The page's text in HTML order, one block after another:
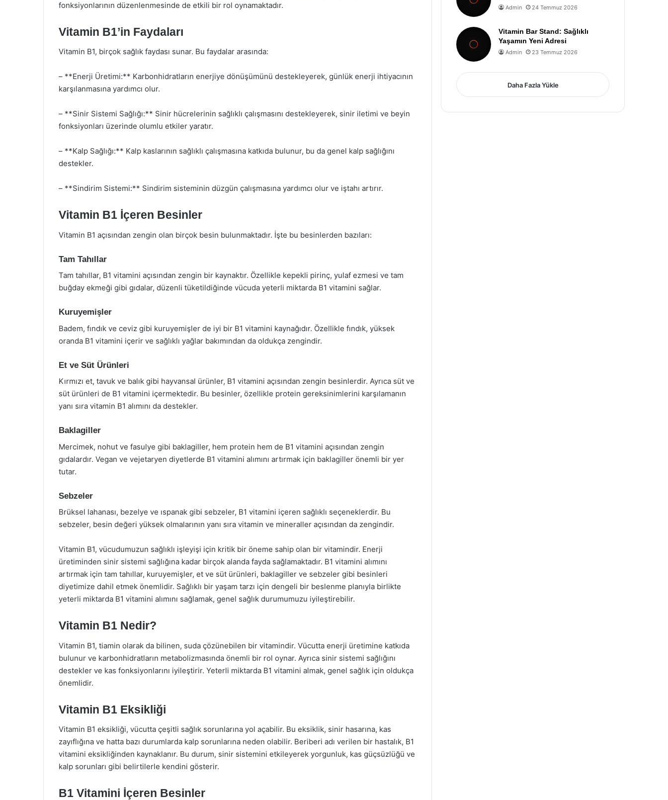
fonksiyonlarının düzenlenmesinde de etkili bir rol oynamaktadır.
Vitamin B1’in Faydaları
Vitamin B1, birçok sağlık faydası sunar. Bu faydalar arasında:
– **Enerji Üretimi:** Karbonhidratların enerjiye dönüşümünü destekleyerek, günlük enerji ihtiyacının
karşılanmasına yardımcı olur.
– **Sinir Sistemi Sağlığı:** Sinir hücrelerinin sağlıklı çalışmasını destekleyerek, sinir iletimi ve beyin
fonksiyonları üzerinde olumlu etkiler yaratır.
– **Kalp Sağlığı:** Kalp kaslarının sağlıklı çalışmasına katkıda bulunur, bu da genel kalp sağlığını
destekler.
– **Sindirim Sistemi:** Sindirim sisteminin düzgün çalışmasına yardımcı olur ve iştahı artırır.
Vitamin B1 İçeren Besinler
Vitamin B1 açısından zengin olan birçok besin bulunmaktadır. İşte bu besinlerden bazıları:
Tam Tahıllar
Tam tahıllar, B1 vitamini açısından zengin bir kaynaktır. Özellikle kepekli pirinç, yulaf ezmesi ve tam
buğday ekmeği gibi gıdalar, düzenli tüketildiğinde vücuda yeterli miktarda B1 vitamini sağlar.
Kuruyemişler
Badem, fındık ve ceviz gibi kuruyemişler de iyi bir B1 vitamini kaynağıdır. Özellikle fındık, yüksek
oranda B1 vitamini içerir ve sağlıklı yağlar bakımından da oldukça zengindir.
Et ve Süt Ürünleri
Kırmızı et, tavuk ve balık gibi hayvansal ürünler, B1 vitamini açısından zengin besinlerdir. Ayrıca süt ve
süt ürünleri de B1 vitamini içermektedir. Bu besinler, özellikle protein gereksinimlerini karşılamanın
yanı sıra vitamin B1 alımını da destekler.
Baklagiller
Mercimek, nohut ve fasulye gibi baklagiller, hem protein hem de B1 vitamini açısından zengin
gıdalardır. Vegan ve vejetaryen diyetlerde B1 vitamini alımını artırmak için baklagiller önemli bir yer
tutar.
Sebzeler
Brüksel lahanası, bezelye ve ıspanak gibi sebzeler, B1 vitamini içeren sağlıklı seçeneklerdir. Bu
sebzeler, besin değeri yüksek olmalarının yanı sıra vitamin ve mineraller açısından da zengindir.
Vitamin B1, vücudumuzun sağlıklı işleyişi için kritik bir öneme sahip olan bir vitamindir. Enerji
üretiminden sinir sistemi sağlığına kadar birçok alanda fayda sağlamaktadır. B1 vitamini alımını
artırmak için tam tahıllar, kuruyemişler, et ve süt ürünleri, baklagiller ve sebzeler gibi besinleri
diyetimize dahil etmek önemlidir. Sağlıklı bir yaşam tarzı için dengeli bir beslenme planıyla birlikte
yeterli miktarda B1 vitamini alımını sağlamak, genel sağlık durumumuzu iyileştirebilir.
Vitamin B1 Nedir?
Vitamin B1, tiamin olarak da bilinen, suda çözünebilen bir vitamindir. Vücutta enerji üretimine katkıda
bulunur ve karbonhidratların metabolizmasında önemli bir rol oynar. Ayrıca sinir sistemi sağlığını
destekler ve kas fonksiyonlarını iyileştirir. Yeterli miktarda B1 vitamini almak, genel sağlık için oldukça
önemlidir.
Vitamin B1 Eksikliği
Vitamin B1 eksikliği, vücutta çeşitli sağlık sorunlarına yol açabilir. Bu eksiklik, sinir hasarına, kas
zayıflığına ve hatta bazı durumlarda kalp sorunlarına neden olabilir. Beriberi adı verilen bir hastalık, B1
vitamini eksikliğinden kaynaklanır. Bu durum, sinir sistemini etkileyerek yorgunluk, kas güçsüzlüğü ve
kalp sorunları gibi belirtilerle kendini gösterir.
B1 Vitamini İçeren Besinler
Admin 24 Temmuz 2026
Vitamin Bar Stand: Sağlıklı
Yaşamın Yeni Adresi
Admin 23 Temmuz 2026
Daha Fazla Yükle